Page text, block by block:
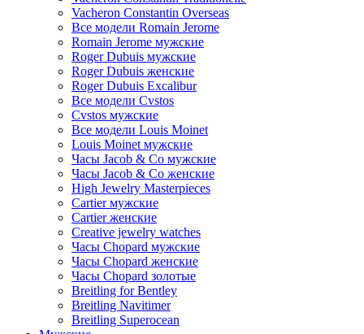
Vacheron Constantin Overseas
Все модели Romain Jerome
Romain Jerome мужские
Roger Dubuis мужские
Roger Dubuis женские
Roger Dubuis Excalibur
Все модели Cvstos
Cvstos мужские
Все модели Louis Moinet
Louis Moinet мужские
Часы Jacob & Co мужские
Часы Jacob & Co женские
High Jewelry Masterpieces
Cartier мужские
Cartier женские
Creative jewelry watches
Часы Chopard мужские
Часы Сhopard женские
Часы Сhopard золотые
Breitling for Bentley
Breitling Navitimer
Breitling Superocean